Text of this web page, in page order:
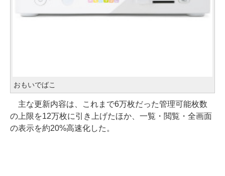
おもいでばこ
主な更新内容は、これまで6万枚だった管理可能枚数
の上限を12万枚に引き上げたほか、一覧・閲覧・全画面
の表示を約20%高速化した。